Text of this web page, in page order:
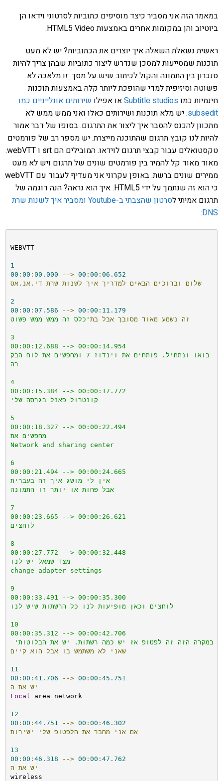
במאמר הזה אני מסביר כיצד מוסיפים כתוביות לסרטוני וידאו הן
ביוטיוב והן במקומות אחרים באמצעות HTML5 Video.
ראשית נשאלת השאלה איך יוצרים את הכתוביות? יש לא מעט
תוכנות שמסייעות למסכן שנדרש ליצור כתוביות שבהן צריך להיות
סנכרון בין התמונה והקול לכיתוב שיש על מסך. זו מלאכה לא
פשוטה וסיזיפית למדי שהופכת ליותר קלה באמצעות תוכנות
חינמיות כמו Subtitle studiosאו אפילו שירותים אונלייניים כמו
subsedit. יש מלא תוכנות ושירותים כאלו ואני ממש ממש לא
מתכוון להכנס להסבר איך ליצור את התרגום. בסופו של דבר אמור
להיות לנו קובץ תרגום שהתוכנה מייצרת. יש מספר רב של פורמטים
טקסטואלים עבור קבצי תרגום לוידאו. המובילים הם srt ו webVTT.
מאוד מאוד קל להמיר בין פורמטים שונים של תרגום ויש לא מעט
ממירים שונים ברשת. באופן עקרוני אני מעדיף לעבוד עם webVTT
כי הוא זה שנתמך על ידי HTML5. איך הוא נראה? הנה דוגמה של
תרגום אמיתי ל
סרטון שהצבתי ב-Youtube ומסביר איך לשנות שרת
DNS
:
WEBVTT
1
00 : 00 : 00.000 --> 00 : 00 : 06.652
שלום
וברוכים הבאים למדריך איך לשנות שרת די.אנ.אס
2
00 : 00 : 07.586 --> 00 : 00 : 11.179
זה
נשמע מאוד מסובך אבל בת 'כלס זה ממש ממש פשוט
3
00:00:12.688 --> 00:00:14.954
בואו ונתחיל. פותחים את וינדוז 7 ומחפשים את לוח הבק
רה
4
00:00:15.384 --> 00:00:17.772
קונטרול פאנל בגרסה שלי
5
00:00:18.327 --> 00:00:22.494
מחפשים את
Network and sharing center
6
00:00:21.494 --> 00:00:24.665
אין לי מושג איך זה בעברית
אבל פחות או יותר זו התמונה
7
00:00:23.665 --> 00:00:26.621
לוחצים
8
00:00:27.772 --> 00:00:32.448
מצד שמאל יש לנו
change adapter settings
9
00:00:33.491 --> 00:00:35.300
לוחצים וכאן מופיעות לנו כל הרשתות שיש לנו
10
00:00:35.312 --> 00:00:42.706
במקרה הזה זה לפטופ אז יש כמה רשתות. יש את הבלוטות'
שאני
לא משתמש בו אבל הוא קיים
11
00 : 00 : 41.706 --> 00 : 00 : 45.751
יש את ה
Local area network
12
00 : 00 : 44.751 --> 00 : 00 : 46.302
אם אני מחבר את הלפטופ שלי ישירות
13
00 : 00 : 46.318 --> 00 : 00 : 47.762
יש את ה
wireless